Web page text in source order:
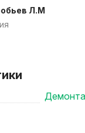
Л.М